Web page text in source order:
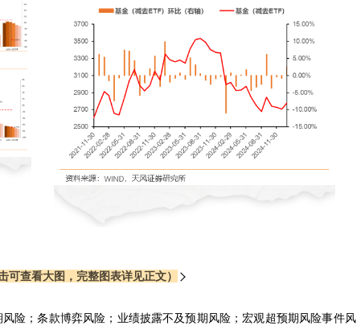
可查看大图，完整图表详见正文）
险；条款博弈风险；业绩披露不及预期风险；宏观超预期风险事件风